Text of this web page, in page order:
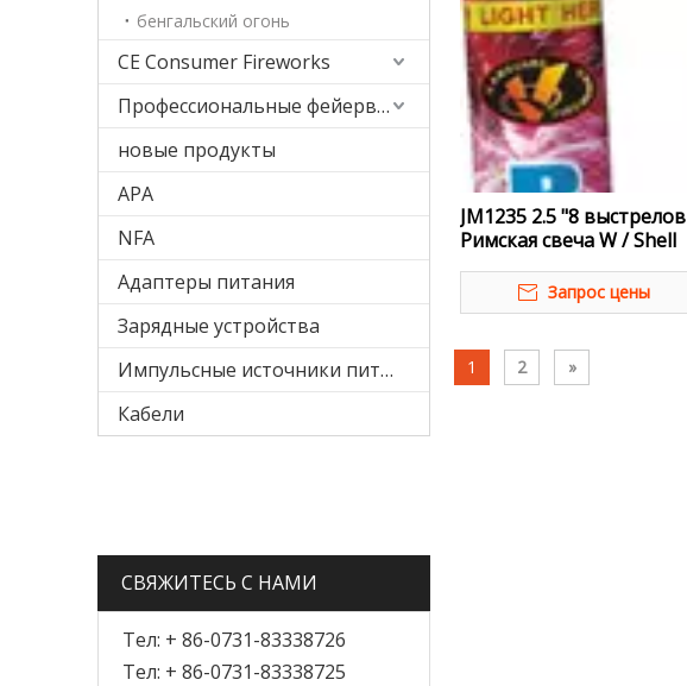
бенгальский огонь
CE Consumer Fireworks
Профессиональные фейерверки
новые продукты
APA
NFA
Адаптеры питания
Зарядные устройства
Импульсные источники питания
Кабели
СВЯЖИТЕСЬ С НАМИ
Тел: + 86-0731-83338726
Тел: + 86-0731-83338725
JM1235 2.5 "8 выстрелов
Римская свеча W / Shell
Запрос цены
1 2 »